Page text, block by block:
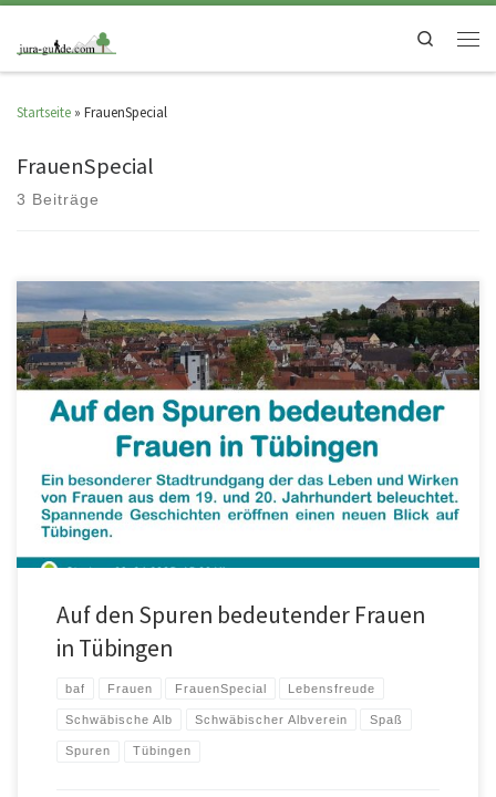
Search
Startseite » FrauenSpecial
FrauenSpecial
3 Beiträge
Tübingen aus Frauenperspektive erleben, Frauen-Orte kennen lernen und
Frauen-Biographien entdecken – das bietet dieser Stadtrundgang durch
verwunschene Ecken in der […]
Auf den Spuren bedeutender Frauen
in Tübingen
baf Frauen FrauenSpecial Lebensfreude
Schwäbische Alb Schwäbischer Albverein Spaß
Spuren Tübingen